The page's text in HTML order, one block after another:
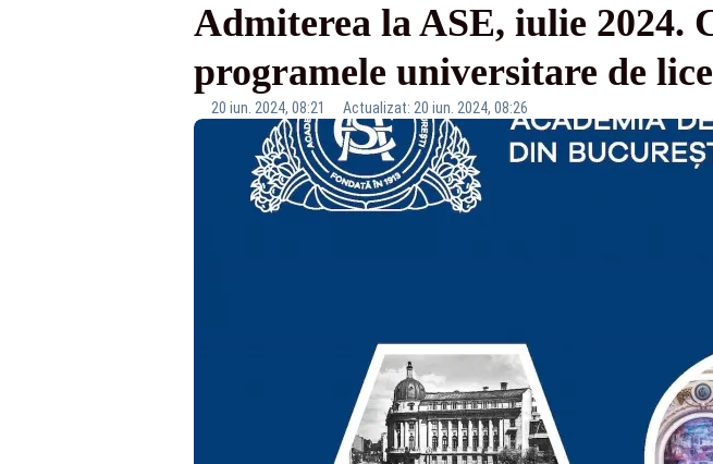
Admiterea la ASE, iulie 2024.
programele universitare de
20 iun. 2024, 08:21 Actualizat: 20 iun. 2024, 08:26